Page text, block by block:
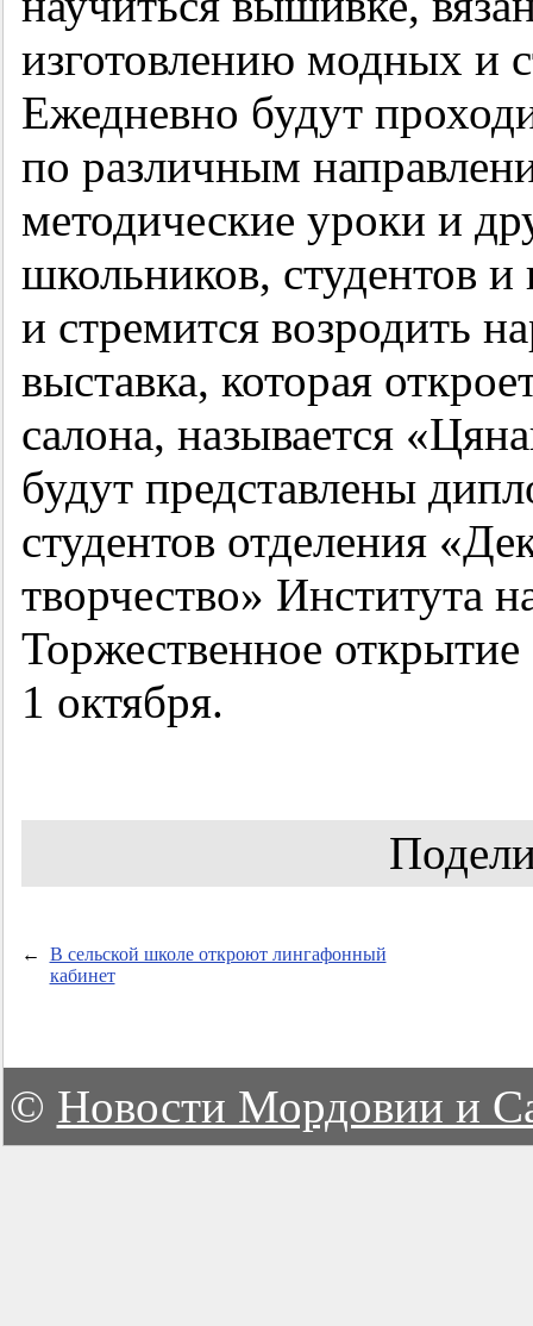
изготовлению модных и
Ежедневно будут
по различным
методические уроки и
школьников, студентов и
и стремится возродить
выставка, которая
салона, называется
будут представлены
студентов отделения
творчество» Института
Торжественное открытие
1 октября.
←
В сельской школе откроют лингафонный
кабинет
© Новости Мордовии и